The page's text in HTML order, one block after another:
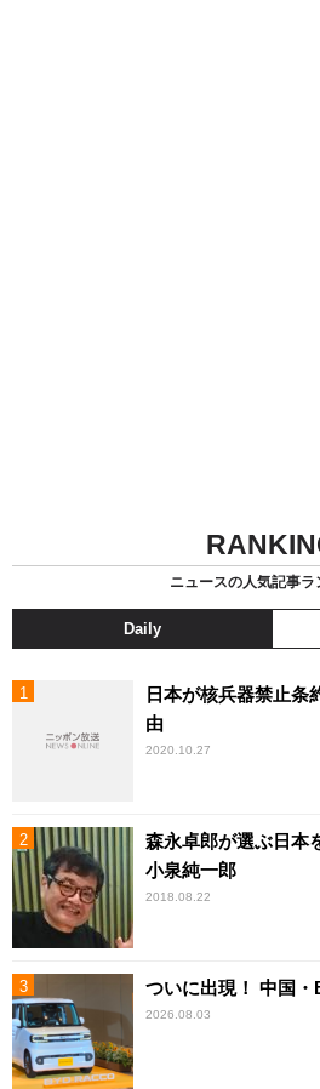
ニュースの人気記事ラ
Daily
日本が核兵器禁止条
由
2020.10.27
森永卓郎が選ぶ日本
小泉純一郎
2018.08.22
ついに出現！ 中国
2026.08.03